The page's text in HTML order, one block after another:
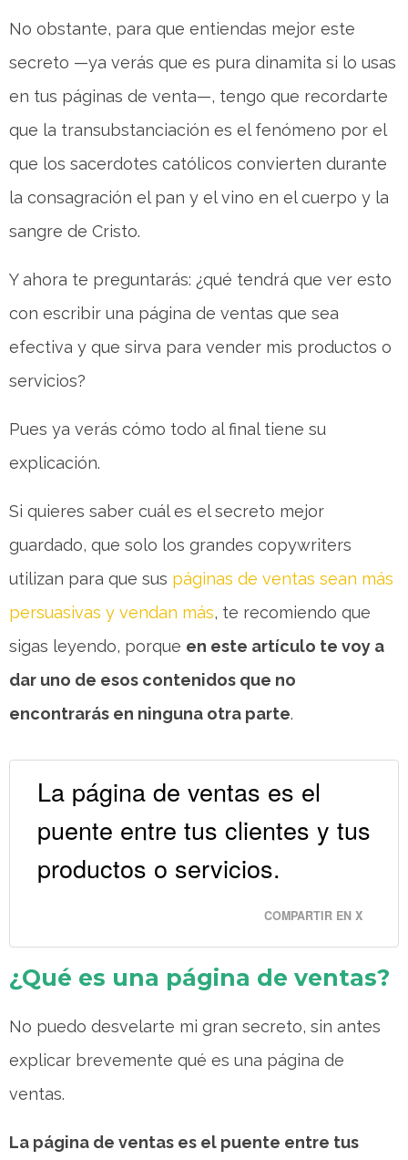
No obstante, para que entiendas mejor este
secreto —ya verás que es pura dinamita si lo usas
en tus páginas de venta—, tengo que recordarte
que la transubstanciación es el fenómeno por el
que los sacerdotes católicos convierten durante
la consagración el pan y el vino en el cuerpo y la
sangre de Cristo.
Y ahora te preguntarás: ¿qué tendrá que ver esto
con escribir una página de ventas que sea
efectiva y que sirva para vender mis productos o
servicios?
Pues ya verás cómo todo al final tiene su
explicación.
Si quieres saber cuál es el secreto mejor
guardado, que solo los grandes copywriters
utilizan para que sus páginas de ventas sean más
persuasivas y vendan más, te recomiendo que
sigas leyendo, porque en este artículo te voy a
dar uno de esos contenidos que no
encontrarás en ninguna otra parte.
La página de ventas es el
puente entre tus clientes y tus
productos o servicios.
COMPARTIR EN X
¿Qué es una página de ventas?
No puedo desvelarte mi gran secreto, sin antes
explicar brevemente qué es una página de
ventas.
La página de ventas es el puente entre tus